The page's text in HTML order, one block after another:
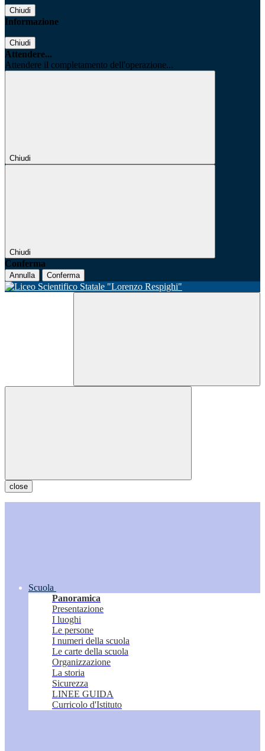
Chiudi
Informazione
Chiudi
Attendere...
Attendere il completamento dell'operazione...
Chiudi
Chiudi
Conferma
Annulla Conferma
close
Scuola
Panoramica
Presentazione
I luoghi
Le persone
I numeri della scuola
Le carte della scuola
Organizzazione
La storia
Sicurezza
LINEE GUIDA
Curricolo d'Istituto